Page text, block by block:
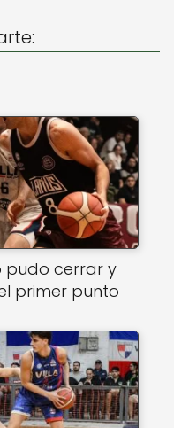
pudo cerrar y
primer punto